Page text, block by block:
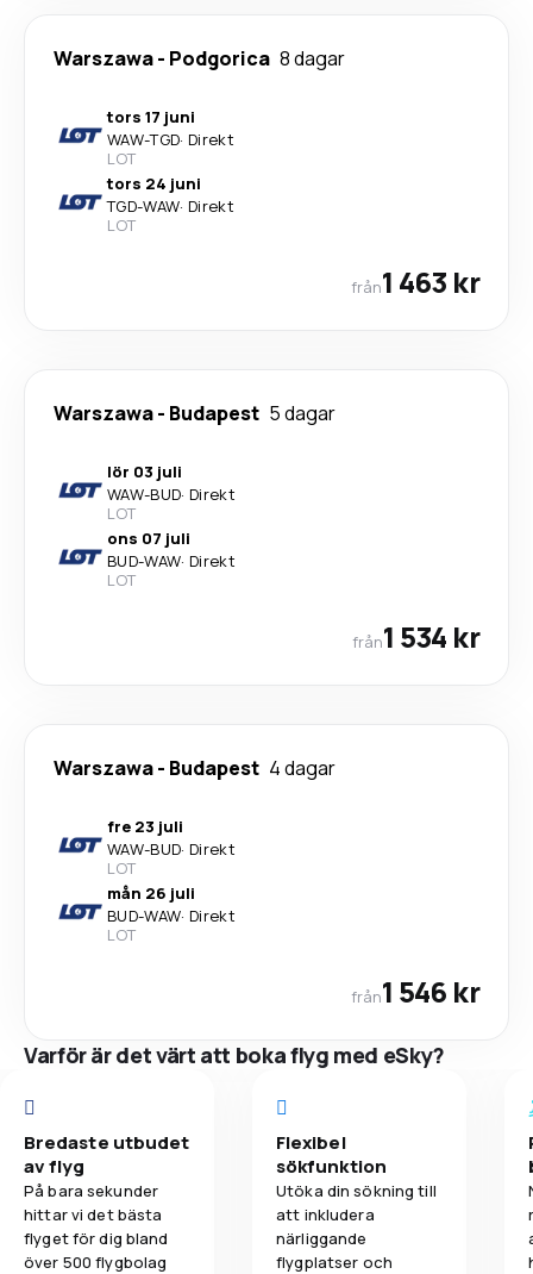
Warszawa- Podgorica 8 dagar
tors 17 juni
WAW-TGD· Direkt
LOT
tors 24 juni
TGD-WAW· Direkt
LOT
från1 463 kr
Warszawa- Budapest 5 dagar
lör 03 juli
WAW-BUD· Direkt
LOT
ons 07 juli
BUD-WAW· Direkt
LOT
från1 534 kr
Warszawa- Budapest 4 dagar
fre 23 juli
WAW-BUD· Direkt
LOT
mån 26 juli
BUD-WAW· Direkt
LOT
från1 546 kr
Varför är det värt att boka flyg med eSky?
Bredaste utbudet
av flyg
På bara sekunder
hittar vi det bästa
flyget för dig bland
över 500 flygbolag
Flexibel
sökfunktion
Utöka din sökning till
att inkludera
närliggande
flygplatser och